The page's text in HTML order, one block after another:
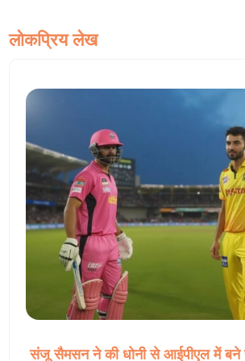
लोकप्रिय लेख
संजू सैमसन ने की धोनी से आईपीएल में बने